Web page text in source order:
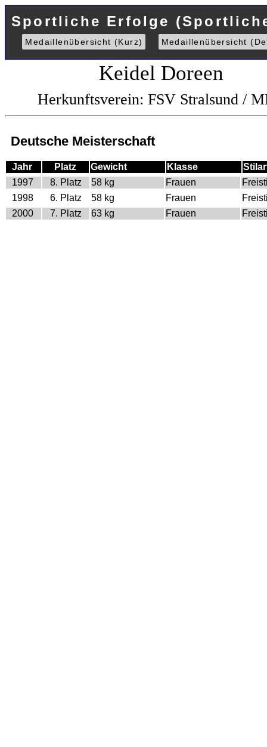
Sportliche Erfolge
Medaillenübersicht (Kurz) Medaillenübersicht
Keidel Doreen
Herkunftsverein: FSV Stralsund /
Deutsche Meisterschaft
Jahr Platz Gewicht Klasse
1997
8. Platz 58 kg Frauen
1998
6. Platz 58 kg Frauen
2000
7. Platz 63 kg Frauen